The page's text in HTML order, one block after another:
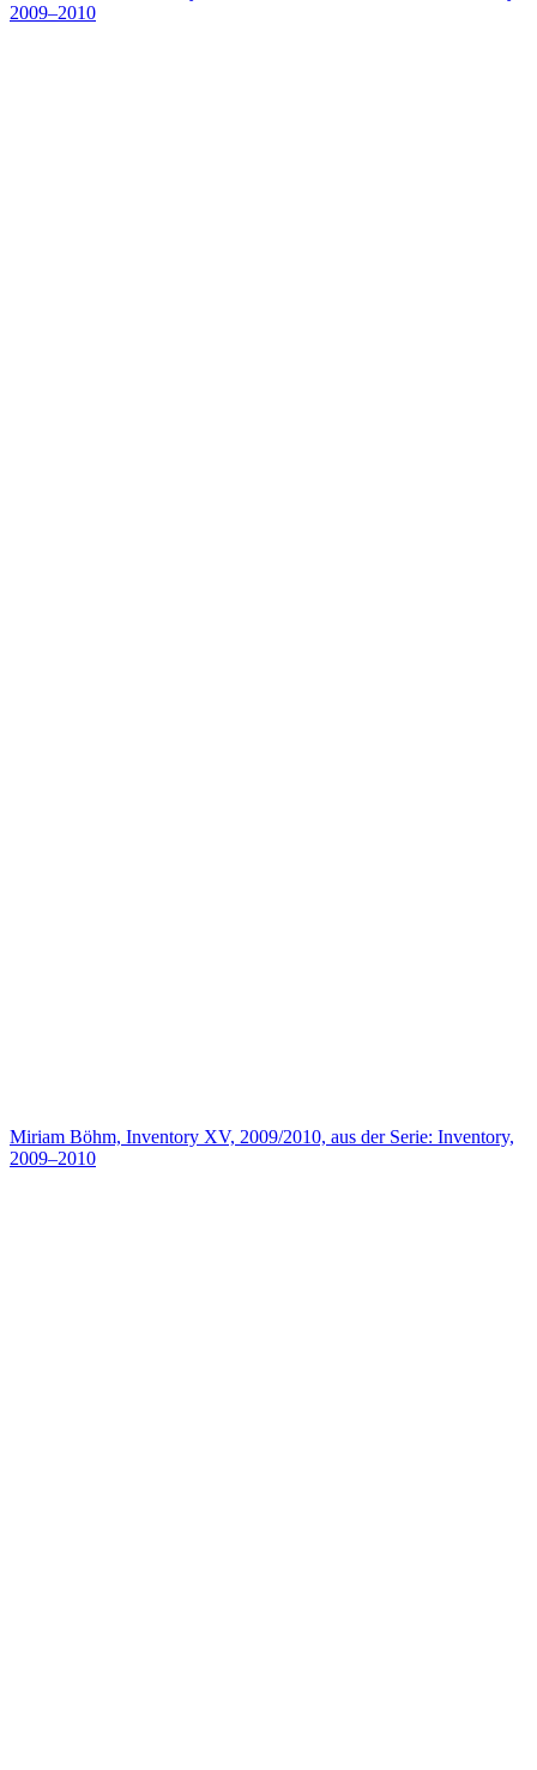
2009–2010
Miriam Böhm, Inventory XV, 2009/2010, aus der Serie: Inventory,
2009–2010